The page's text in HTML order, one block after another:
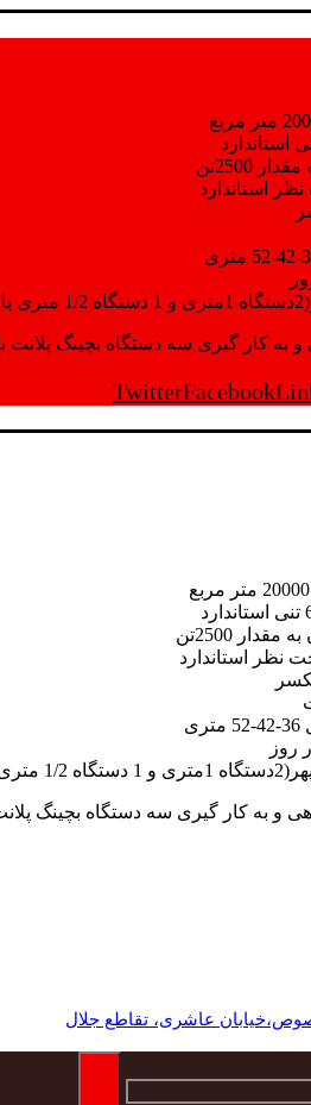
2500تن
استاندارد
2500 تن در کنار پرسنل متخصص و پر تلاش واحدهای تولید و ازمایشگاه,بتن با کیفیت را برای واحد
TwitterFacebook
2500تن
نظر استاندارد
روز